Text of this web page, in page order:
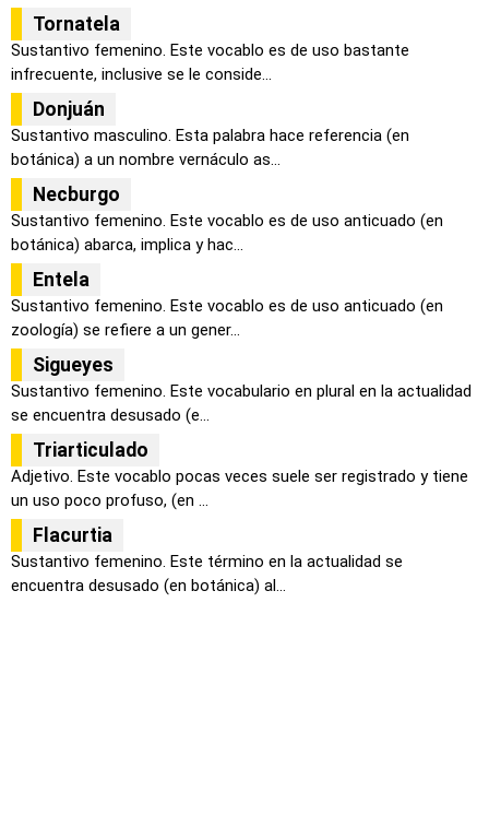
Tornatela
Sustantivo femenino. Este vocablo es de uso bastante
infrecuente, inclusive se le conside...
Donjuán
Sustantivo masculino. Esta palabra hace referencia (en
botánica) a un nombre vernáculo as...
Necburgo
Sustantivo femenino. Este vocablo es de uso anticuado (en
botánica) abarca, implica y hac...
Entela
Sustantivo femenino. Este vocablo es de uso anticuado (en
zoología) se refiere a un gener...
Sigueyes
Sustantivo femenino. Este vocabulario en plural en la actualidad
se encuentra desusado (e...
Triarticulado
Adjetivo. Este vocablo pocas veces suele ser registrado y tiene
un uso poco profuso, (en ...
Flacurtia
Sustantivo femenino. Este término en la actualidad se
encuentra desusado (en botánica) al...